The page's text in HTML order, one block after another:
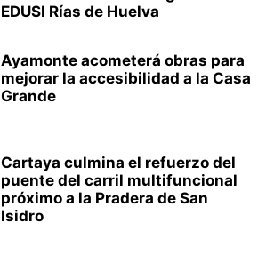
EDUSI Rías de Huelva
Ayamonte acometerá obras para
mejorar la accesibilidad a la Casa
Grande
Cartaya culmina el refuerzo del
puente del carril multifuncional
próximo a la Pradera de San
Isidro